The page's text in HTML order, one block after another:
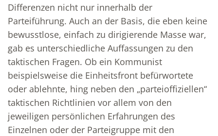
Differenzen nicht nur innerhalb der
Parteiführung. Auch an der Basis, die eben keine
bewusstlose, einfach zu dirigierende Masse war,
gab es unterschiedliche Auffassungen zu den
taktischen Fragen. Ob ein Kommunist
beispielsweise die Einheitsfront befürwortete
oder ablehnte, hing neben den „parteioffiziellen“
taktischen Richtlinien vor allem von den
jeweiligen persönlichen Erfahrungen des
Einzelnen oder der Parteigruppe mit den